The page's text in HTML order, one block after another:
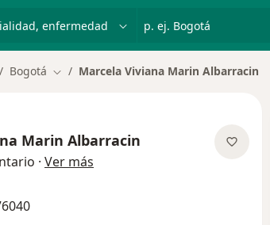
p. ej. Bogotá
Bogotá Cambiar de ciudad
Marcela Viviana Marin Albarracin
Marin Albarracin
· Ver más